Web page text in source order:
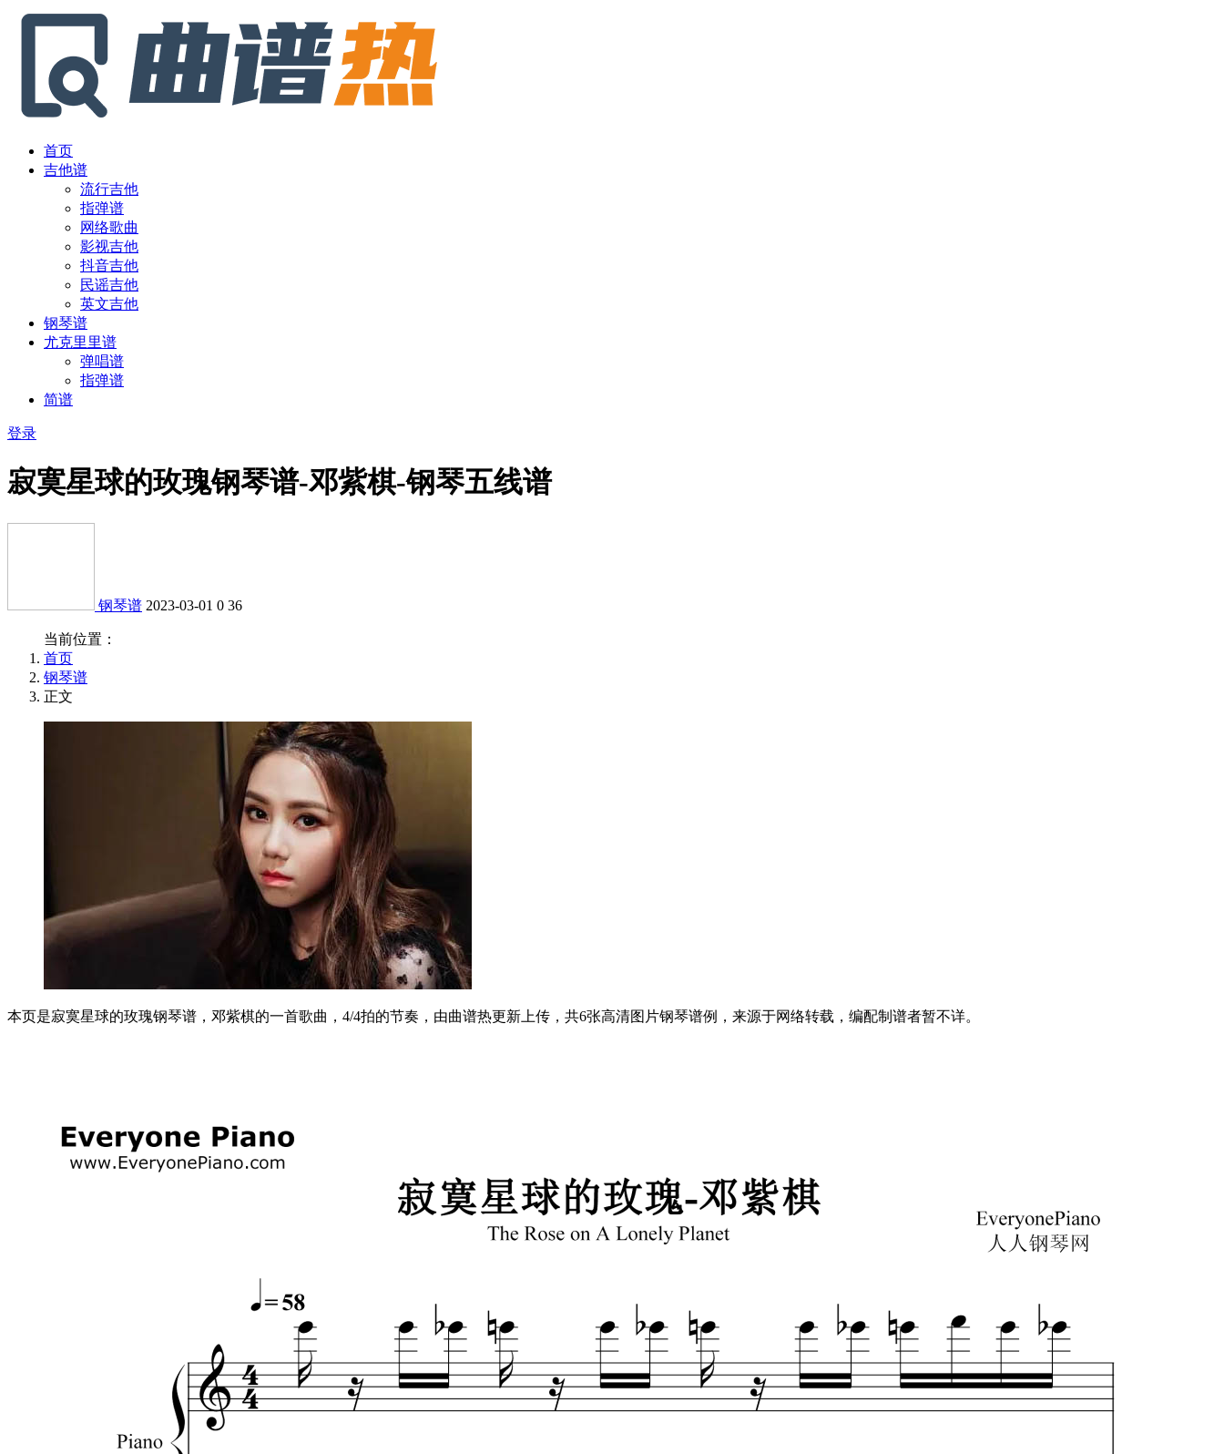
首页
吉他谱
流行吉他
指弹谱
网络歌曲
影视吉他
抖音吉他
民谣吉他
英文吉他
钢琴谱
尤克里里谱
弹唱谱
指弹谱
简谱
登录
寂寞星球的玫瑰钢琴谱-邓紫棋-钢琴五线谱
钢琴谱 2023-03-01 0 36
当前位置：
首页
钢琴谱
正文
本页是寂寞星球的玫瑰钢琴谱，邓紫棋的一首歌曲，4/4拍的节奏，由曲谱热更新上传，共6张高清图片钢琴谱例，来源于网络转载，编配制谱者暂不详。